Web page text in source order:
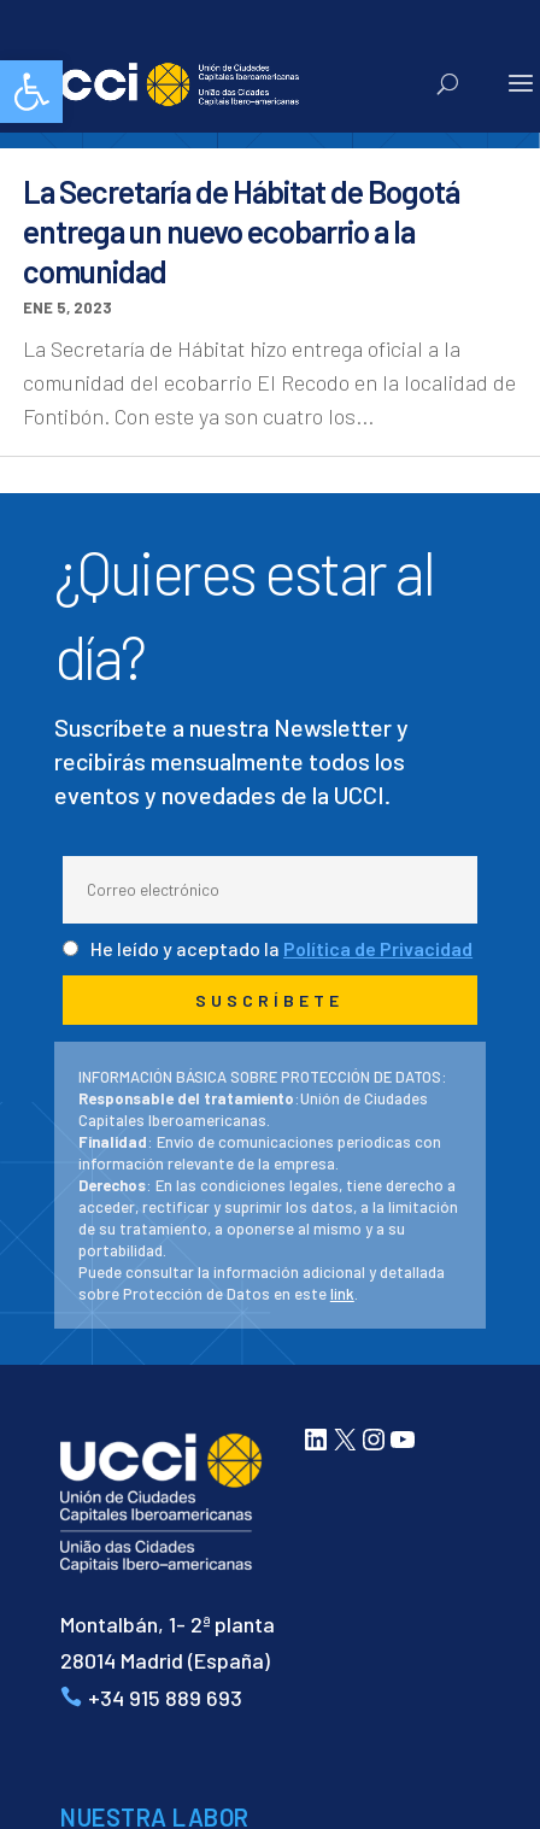
Abrir barra de herramientasecobarrio
La Secretaría de Hábitat de Bogotá
entrega un nuevo ecobarrio a la
comunidad
ENE 5, 2023
La Secretaría de Hábitat hizo entrega oficial a la
comunidad del ecobarrio El Recodo en la localidad de
Fontibón. Con este ya son cuatro los...
¿Quieres estar al
día?
Suscríbete a nuestra Newsletter y
recibirás mensualmente todos los
eventos y novedades de la UCCI.
He leído y aceptado la Política de Privacidad
INFORMACIÓN BÁSICA SOBRE PROTECCIÓN DE DATOS:
Responsable del tratamiento:Unión de Ciudades
Capitales Iberoamericanas.
Finalidad: Envío de comunicaciones periodicas con
información relevante de la empresa.
Derechos: En las condiciones legales, tiene derecho a
acceder, rectificar y suprimir los datos, a la limitación
de su tratamiento, a oponerse al mismo y a su
portabilidad.
Puede consultar la información adicional y detallada
sobre Protección de Datos en estelink
Montalbán, 1- 2ª planta
28014 Madrid (España)
+34 915 889 693
LinkedIn
X Instagram
YouTube
NUESTRA LABOR